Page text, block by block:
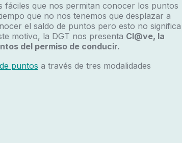
fáciles que nos permitan conocer los puntos
que no nos tenemos que desplazar a
el saldo de puntos pero esto no significa
motivo, la DGT nos presenta Cl@ve, la
del permiso de conducir.
puntos a través de tres modalidades